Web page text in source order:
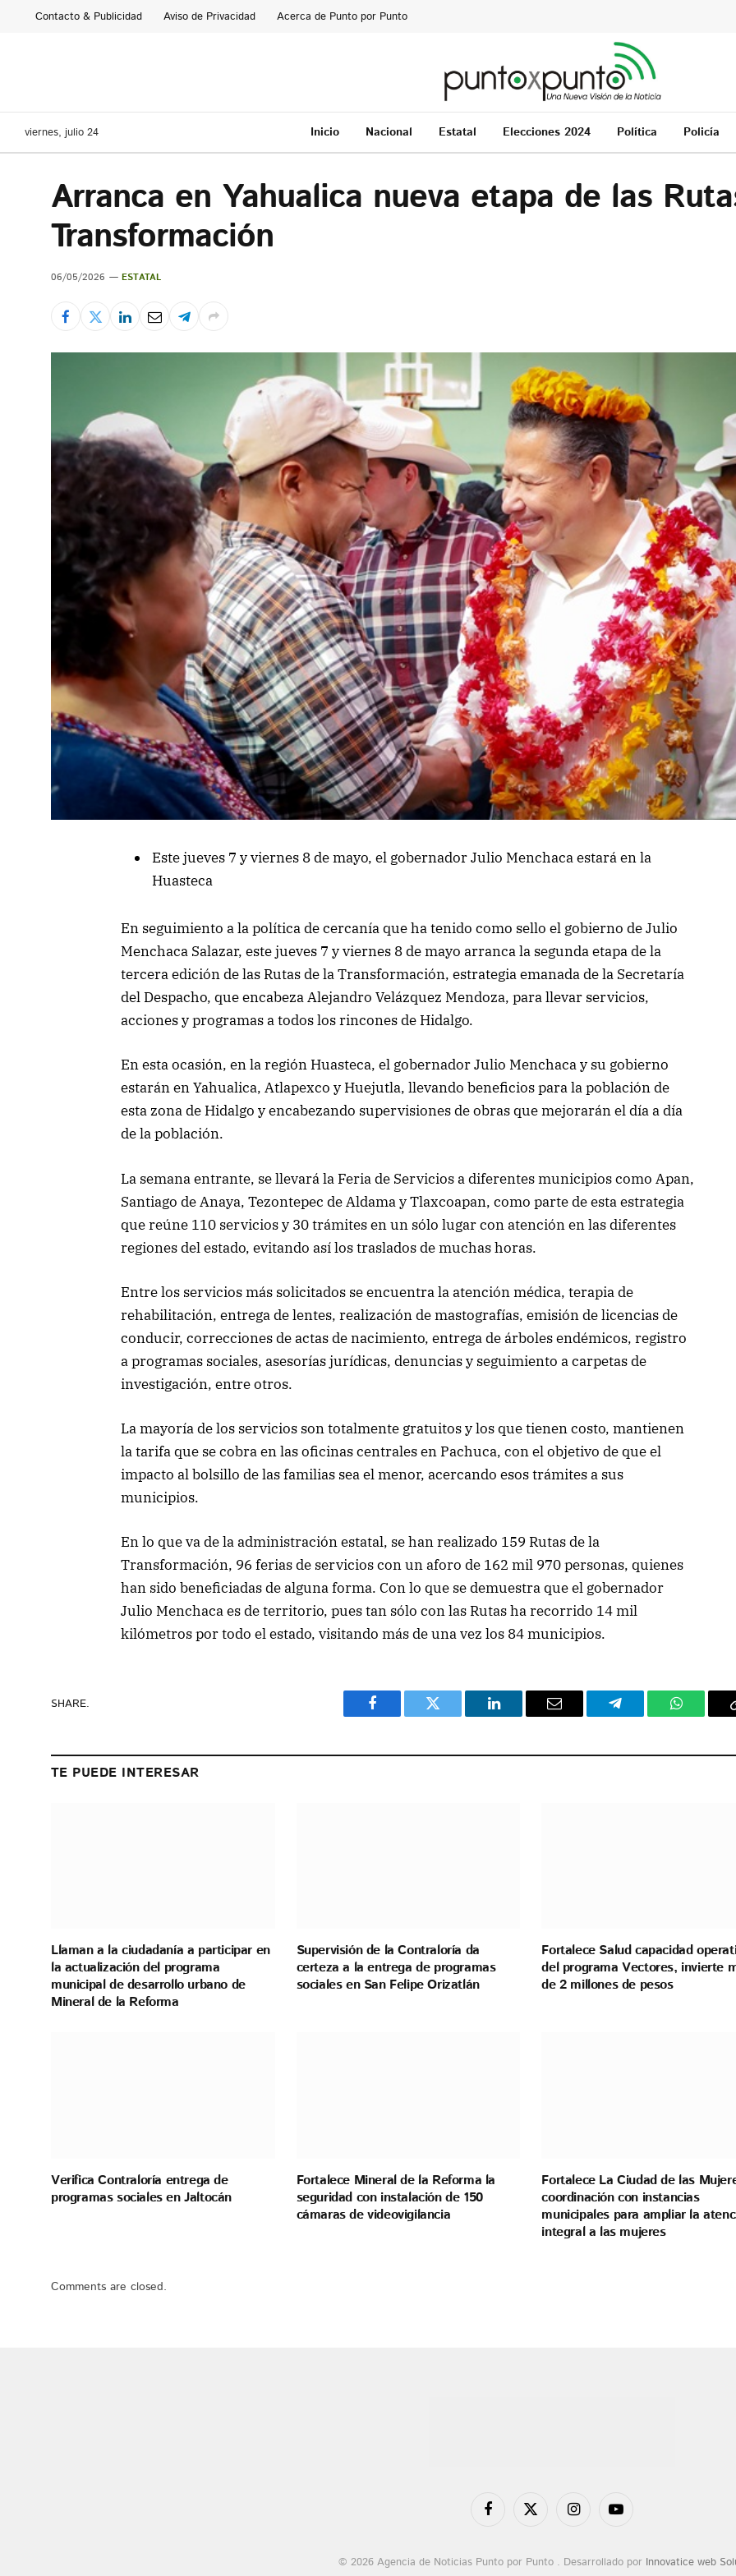
Contacto & Publicidad Aviso de Privacidad Acerca de Punto por Punto
viernes, julio 24 Inicio Nacional Estatal Elecciones 2024 Política Policía
Arranca en Yahualica nueva etapa de las
Transformación
06/05/2026 ESTATAL
Este jueves 7 y viernes 8 de mayo, el gobernador Julio Menchaca estará en la
Huasteca
En seguimiento a la política de cercanía que ha tenido como sello el gobierno de Julio
Menchaca Salazar, este jueves 7 y viernes 8 de mayo arranca la segunda etapa de la
tercera edición de las Rutas de la Transformación, estrategia emanada de la Secretaría
del Despacho, que encabeza Alejandro Velázquez Mendoza, para llevar servicios,
acciones y programas a todos los rincones de Hidalgo.
En esta ocasión, en la región Huasteca, el gobernador Julio Menchaca y su gobierno
estarán en Yahualica, Atlapexco y Huejutla, llevando beneficios para la población de
esta zona de Hidalgo y encabezando supervisiones de obras que mejorarán el día a día
de la población.
La semana entrante, se llevará la Feria de Servicios a diferentes municipios como Apan,
Santiago de Anaya, Tezontepec de Aldama y Tlaxcoapan, como parte de esta estrategia
que reúne 110 servicios y 30 trámites en un sólo lugar con atención en las diferentes
regiones del estado, evitando así los traslados de muchas horas.
Entre los servicios más solicitados se encuentra la atención médica, terapia de
rehabilitación, entrega de lentes, realización de mastografías, emisión de licencias de
conducir, correcciones de actas de nacimiento, entrega de árboles endémicos, registro
a programas sociales, asesorías jurídicas, denuncias y seguimiento a carpetas de
investigación, entre otros.
La mayoría de los servicios son totalmente gratuitos y los que tienen costo, mantienen
la tarifa que se cobra en las oficinas centrales en Pachuca, con el objetivo de que el
impacto al bolsillo de las familias sea el menor, acercando esos trámites a sus
municipios.
En lo que va de la administración estatal, se han realizado 159 Rutas de la
Transformación, 96 ferias de servicios con un aforo de 162 mil 970 personas, quienes
han sido beneficiadas de alguna forma. Con lo que se demuestra que el gobernador
Julio Menchaca es de territorio, pues tan sólo con las Rutas ha recorrido 14 mil
kilómetros por todo el estado, visitando más de una vez los 84 municipios.
SHARE.
Facebook Twitter LinkedIn Email Telegram
TE PUEDE INTERESAR
Llaman a la ciudadanía a participar en
la actualización del programa
municipal de desarrollo urbano de
Mineral de la Reforma
Supervisión de la Contraloría da
certeza a la entrega de programas
sociales en San Felipe Orizatlán
Fortalece Salud capacidad
del programa Vectores, invierte
de 2 millones de pesos
Verifica Contraloría entrega de
programas sociales en Jaltocán
Fortalece Mineral de la Reforma la
seguridad con instalación de 150
cámaras de videovigilancia
Fortalece La Ciudad de las
coordinación con instancias
municipales para ampliar la
integral a las mujeres
Comments are closed.
FacebookX
InstagramYouTube
© 2026 Agencia de Noticias Punto por Punto . Desarrollado por Innovatice web